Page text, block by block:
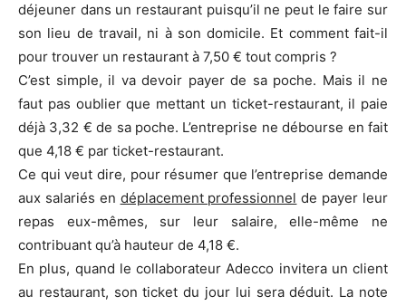
déjeuner dans un restaurant puisqu’il ne peut le faire sur
son lieu de travail, ni à son domicile. Et comment fait-il
pour trouver un restaurant à 7,50 € tout compris ?
C’est simple, il va devoir payer de sa poche. Mais il ne
faut pas oublier que mettant un ticket-restaurant, il paie
déjà 3,32 € de sa poche. L’entreprise ne débourse en fait
que 4,18 € par ticket-restaurant.
Ce qui veut dire, pour résumer que l’entreprise demande
aux salariés en déplacement professionnel de payer leur
repas eux-mêmes, sur leur salaire, elle-même ne
contribuant qu’à hauteur de 4,18 €.
En plus, quand le collaborateur Adecco invitera un client
au restaurant, son ticket du jour lui sera déduit. La note